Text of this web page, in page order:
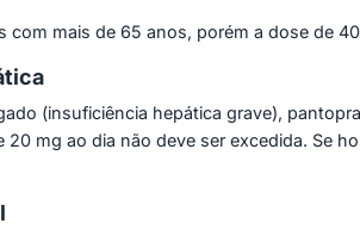
mais de 65 anos, porém a dose de
(insuficiência hepática grave),
mg ao dia não deve ser excedida. Se